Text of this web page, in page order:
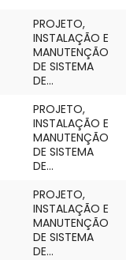
PROJETO,
INSTALAÇÃO E
MANUTENÇÃO
DE SISTEMA
DE...
PROJETO,
INSTALAÇÃO E
MANUTENÇÃO
DE SISTEMA
DE...
PROJETO,
INSTALAÇÃO E
MANUTENÇÃO
DE SISTEMA
DE...